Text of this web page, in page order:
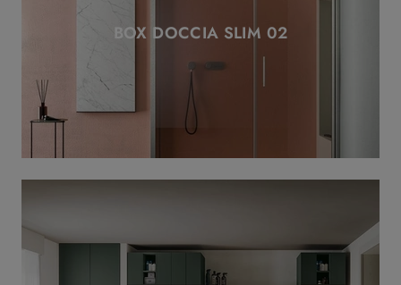
BOX DOCCIA SLIM 02